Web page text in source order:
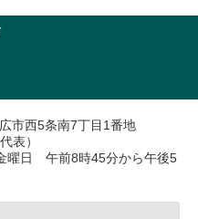
市西5条南7丁目1番地
表）
曜日 午前8時45分から午後5